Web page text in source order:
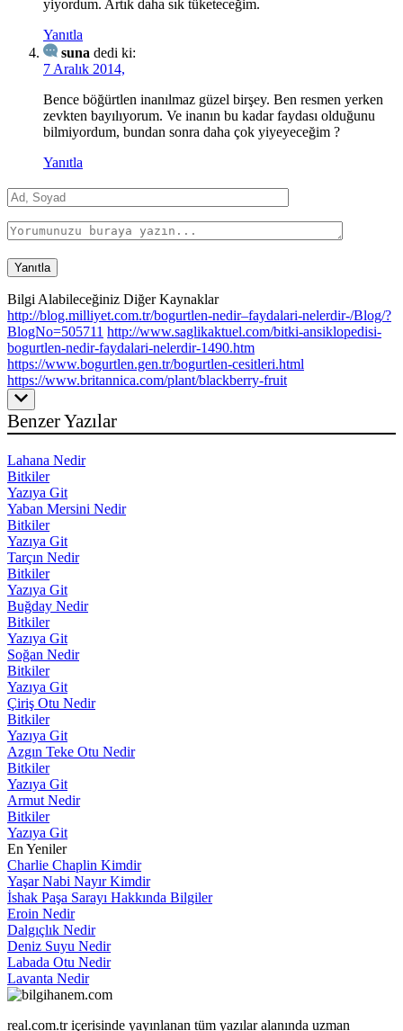
yiyordum. Artık daha sık tüketeceğim.
Yanıtla
suna dedi ki:
7 Aralık 2014,
Bence böğürtlen inanılmaz güzel birşey. Ben resmen yerken
zevkten bayılıyorum. Ve inanın bu kadar faydası olduğunu
bilmiyordum, bundan sonra daha çok yiyeyeceğim ?
Yanıtla
Bilgi Alabileceğiniz Diğer Kaynaklar
http://blog.milliyet.com.tr/bogurtlen-nedir–faydalari-nelerdir-/Blog/?
BlogNo=505711 http://www.saglikaktuel.com/bitki-ansiklopedisi-
bogurtlen-nedir-faydalari-nelerdir-1490.htm
https://www.bogurtlen.gen.tr/bogurtlen-cesitleri.html
https://www.britannica.com/plant/blackberry-fruit
Benzer Yazılar
Lahana Nedir
Bitkiler
Yazıya Git
Yaban Mersini Nedir
Bitkiler
Yazıya Git
Tarçın Nedir
Bitkiler
Yazıya Git
Buğday Nedir
Bitkiler
Yazıya Git
Soğan Nedir
Bitkiler
Yazıya Git
Çiriş Otu Nedir
Bitkiler
Yazıya Git
Azgın Teke Otu Nedir
Bitkiler
Yazıya Git
Armut Nedir
Bitkiler
Yazıya Git
En Yeniler
Charlie Chaplin Kimdir
Yaşar Nabi Nayır Kimdir
İshak Paşa Sarayı Hakkında Bilgiler
Eroin Nedir
Dalgıçlık Nedir
Deniz Suyu Nedir
Labada Otu Nedir
Lavanta Nedir
real.com.tr içerisinde yayınlanan tüm yazılar alanında uzman